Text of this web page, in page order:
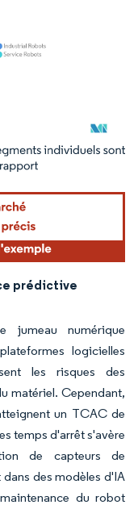
une attribution sous CC BY
prédictive
jumeau numérique
logicielles
les risques des
matériel. Cependant,
un TCAC de
temps d'arrêt s'avère
de capteurs de
des modèles d'IA
du robot